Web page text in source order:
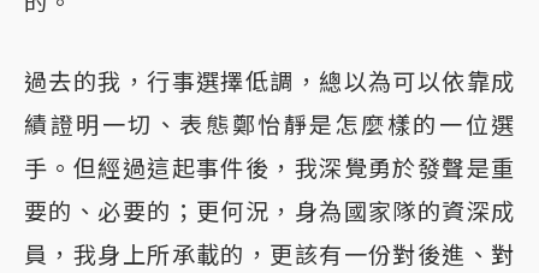
過去的我，行事選擇低調，總以為可以依靠成
績證明一切、表態鄭怡靜是怎麼樣的一位選
手。但經過這起事件後，我深覺勇於發聲是重
要的、必要的；更何況，身為國家隊的資深成
員，我身上所承載的，更該有一份對後進、對